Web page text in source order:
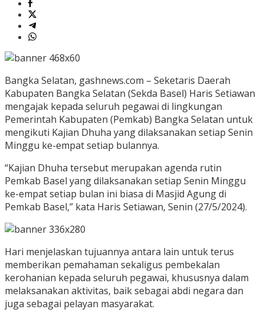
Bangka Selatan, gashnews.com – Seketaris Daerah
Kabupaten Bangka Selatan (Sekda Basel) Haris Setiawan
mengajak kepada seluruh pegawai di lingkungan
Pemerintah Kabupaten (Pemkab) Bangka Selatan untuk
mengikuti Kajian Dhuha yang dilaksanakan setiap Senin
Minggu ke-empat setiap bulannya.
“Kajian Dhuha tersebut merupakan agenda rutin
Pemkab Basel yang dilaksanakan setiap Senin Minggu
ke-empat setiap bulan ini biasa di Masjid Agung di
Pemkab Basel,” kata Haris Setiawan, Senin (27/5/2024).
Hari menjelaskan tujuannya antara lain untuk terus
memberikan pemahaman sekaligus pembekalan
kerohanian kepada seluruh pegawai, khususnya dalam
melaksanakan aktivitas, baik sebagai abdi negara dan
juga sebagai pelayan masyarakat.